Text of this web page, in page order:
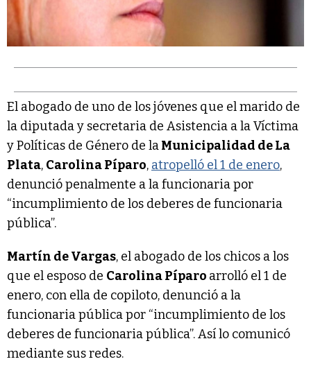
El abogado de uno de los jóvenes que el marido de
la diputada y secretaria de Asistencia a la Víctima
y Políticas de Género de laMunicipalidad de La
Plata, Carolina Píparo, atropelló el 1 de enero,
denunció penalmente a la funcionaria por
“incumplimiento de los deberes de funcionaria
pública”.
Martín de Vargas, el abogado de los chicos a los
que el esposo de Carolina Píparo arrolló el 1 de
enero, con ella de copiloto, denunció a la
funcionaria pública por “incumplimiento de los
deberes de funcionaria pública”. Así lo comunicó
mediante sus redes.